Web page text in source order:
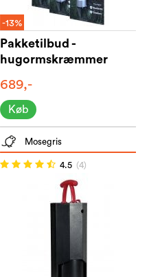
-13%
Pakketilbud -
hugormskræmmer
689,-
Køb
Mosegris
4.5 (4)